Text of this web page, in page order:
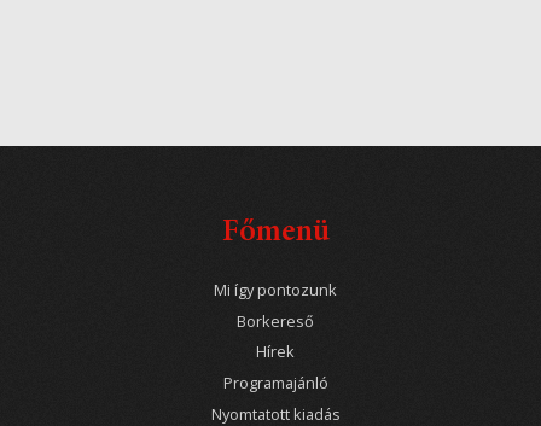
Főmenü
Mi így pontozunk
Borkereső
Hírek
Programajánló
Nyomtatott kiadás